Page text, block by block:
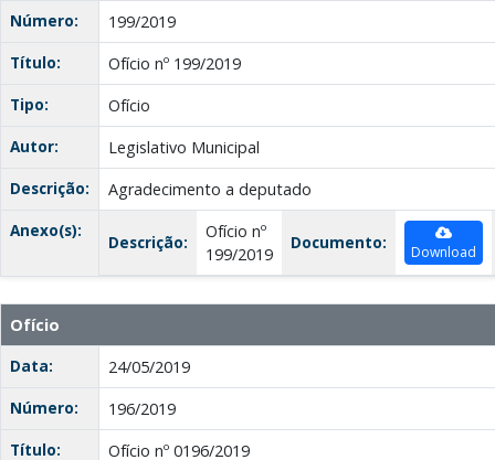
Número:
199/2019
Título:
Ofício nº 199/2019
Tipo:
Ofício
Autor:
Legislativo Municipal
Descrição:
Agradecimento a deputado
Anexo(s):
Descrição:
Ofício nº
199/2019
Documento: Download
Ofício
Data:
24/05/2019
Número:
196/2019
Título:
Ofício nº 0196/2019